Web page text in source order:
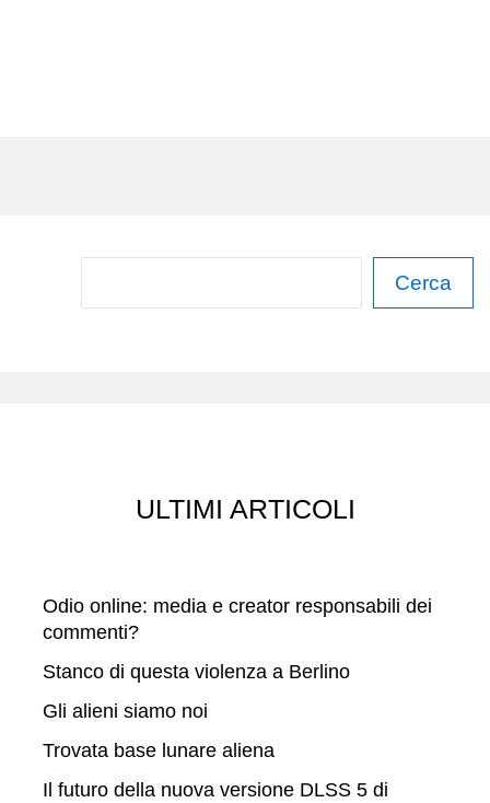
Cerca
ULTIMI ARTICOLI
Odio online: media e creator responsabili dei
commenti?
Stanco di questa violenza a Berlino
Gli alieni siamo noi
Trovata base lunare aliena
Il futuro della nuova versione DLSS 5 di